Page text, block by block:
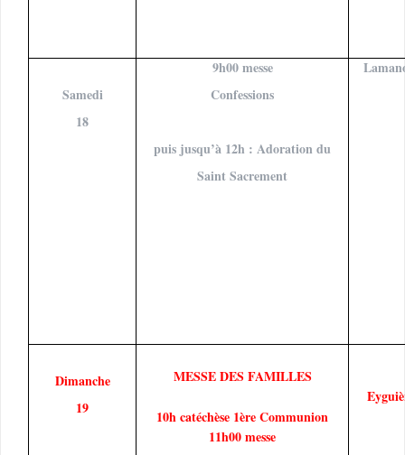
Samedi
18
9h00 messe
Confessions
puis jusqu’à 12h : Adoration du
Saint Sacrement
Dimanche
19
MESSE DES FAMILLES
10h catéchèse 1ère Communion
11h00 messe